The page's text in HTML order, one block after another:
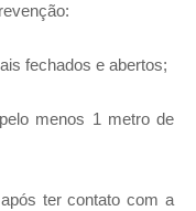
fechados e abertos;
menos 1 metro de
ter contato com a